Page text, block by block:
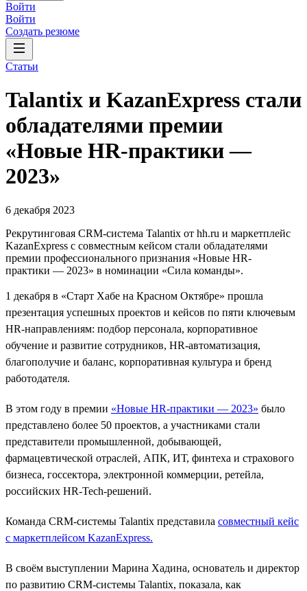
Войти
Войти
Создать резюме
Статьи
Talantix и KazanExpress стали
обладателями премии
«Новые HR-практики —
2023»
6 декабря 2023
Рекрутинговая CRM-система Talantix от hh.ru и маркетплейс
KazanExpress с совместным кейсом стали обладателями
премии профессионального признания «Новые HR-
практики — 2023» в номинации «Сила команды».
1 декабря в «Старт Хабе на Красном Октябре» прошла
презентация успешных проектов и кейсов по пяти ключевым
HR-направлениям: подбор персонала, корпоративное
обучение и развитие сотрудников, HR-автоматизация,
благополучие и баланс, корпоративная культура и бренд
работодателя.
В этом году в премии «Новые HR-практики — 2023» было
представлено более 50 проектов, а участниками стали
представители промышленной, добывающей,
фармацевтической отраслей, АПК, ИТ, финтеха и страхового
бизнеса, госсектора, электронной коммерции, ретейла,
российских HR-Tech-решений.
Команда CRM-системы Talantix представила совместный кейс
с маркетплейсом KazanExpress.
В своём выступлении Марина Хадина, основатель и директор
по развитию CRM-системы Talantix, показала, как